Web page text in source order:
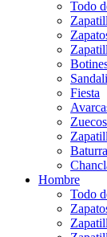
Todo
Fiesta
Hombre
Todo